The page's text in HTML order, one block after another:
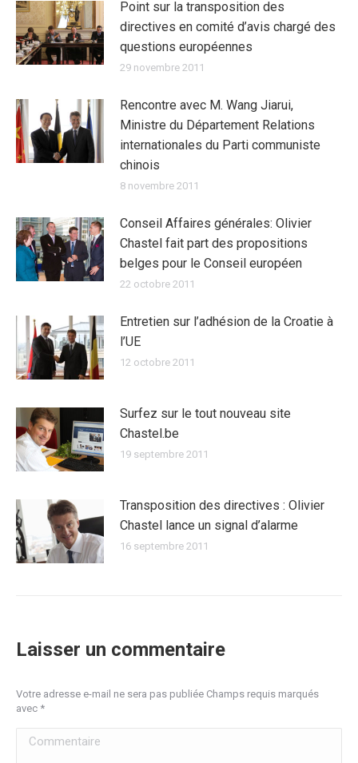
Point sur la transposition des
directives en comité d’avis chargé des
questions européennes
29 novembre 2011
Rencontre avec M. Wang Jiarui,
Ministre du Département Relations
internationales du Parti communiste
chinois
8 novembre 2011
Conseil Affaires générales: Olivier
Chastel fait part des propositions
belges pour le Conseil européen
22 octobre 2011
Entretien sur l’adhésion de la Croatie à
l’UE
12 octobre 2011
Surfez sur le tout nouveau site
Chastel.be
19 septembre 2011
Transposition des directives : Olivier
Chastel lance un signal d’alarme
16 septembre 2011
Laisser un commentaire
Votre adresse e-mail ne sera pas publiée Champs requis marqués
avec *
Commentaire